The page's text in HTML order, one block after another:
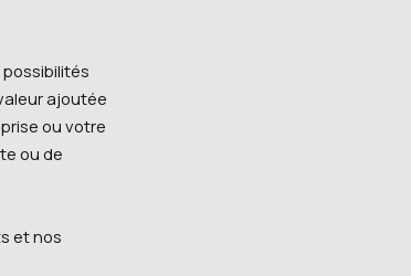
ajoutée
ou votre
ou de
et nos